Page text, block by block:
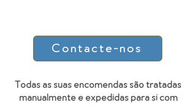
Contacte-nos
Todas as suas encomendas são tratadas
manualmente e expedidas para si com